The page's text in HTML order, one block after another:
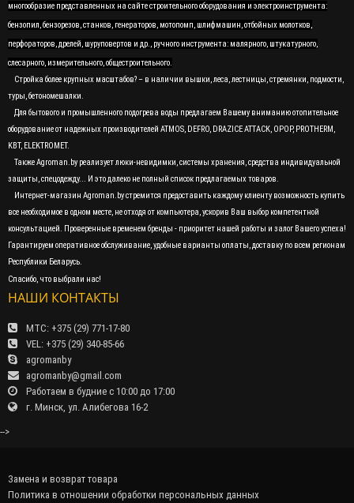
многообразие представленных на сайте строительного оборудования и электроинструмента:
бензопил, бензорезов, станков, генераторов, мотопомп, шлифмашин, отбойных молотков,
перфораторов, дрелей, шуруповертов и др., ручного инструмента: малярного, штукатурного,
слесарного, измерительного, общестроительного.
Стройка более крупных масштабов? – в наличии вышки, леса, лестницы, стремянки, подмости,
туры, бетономешалки.
Для бытового и промышленного подогрева воды предлагаем Вашему вниманию отопительное
оборудование от надежных производителей ATMOS, DEFRO, DRAZICE ATTACK, OPOP, PROTHERM,
KBT, ELEKTROMET.
Также Agroman.by реализует люки-невидимки, системы хранения, средства индивидуальной
защиты, спецодежду... И это далеко не полный список предлагаемых товаров.
Интернет-магазин Agroman.by стремится предоставить каждому клиенту возможность купить
все необходимое в одном месте, не отходя от компьютера, ускорив Ваш выбор компетентной
консультацией. Проверенные временем бренды - приоритет нашей работы и залог Вашего успеха!
Гарантируем оперативное обслуживание, удобные варианты оплаты, доставку по всем регионам
Республики Беларусь.
Спасибо, что выбрали нас!
НАШИ КОНТАКТЫ
МТС: +375 (29) 771-17-80
VEL: +375 (29) 340-85-66
agromanby
agromanby@gmail.com
Работаем в будние с 10:00 до 17:00
г. Минск, ул. Алибегова 16-2
-->
Замена и возврат товара
Политика в отношении обработки персональных данных